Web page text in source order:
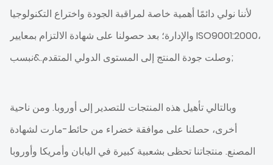
لأننا نولي دائمًا أهمية خاصة لمراقبة الجودة واختراع التكنولوجيا
والإدارة؛ بعد حصولنا على شهادة الالتزام بمعايير ISO9001:2000،
وصلت جودة المنتج إلى المستوى الدولي المتقدم.&نبسب;
وبالتالي تأهيل هذه المنتجات للتصدير إلى أوروبا. ومن ناحية
أخرى، حصلنا على موافقة خضراء من حائط-مارت لشهادة
المصنع. منتجاتنا تحظى بشعبية كبيرة في اليابان وأمريكا وأوروبا